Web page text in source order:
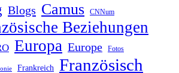
Blogs Camus CNNum
Beziehungen
Europa Europe Fotos
Frankreich Französisch